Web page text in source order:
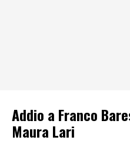
Addio a Franco
Maura Lari